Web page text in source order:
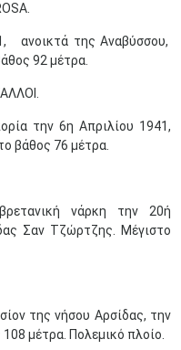
ανοικτά της Αναβύσσου,
92 μέτρα.
την 6η Απριλίου 1941,
βάθος 76 μέτρα.
νάρκη την 20ή
Σαν Τζώρτζης. Μέγιστο
της νήσου Αρσίδας, την
μέτρα. Πολεμικό πλοίο.